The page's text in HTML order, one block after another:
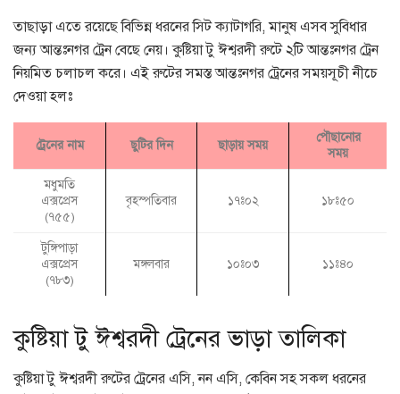
তাছাড়া এতে রয়েছে বিভিন্ন ধরনের সিট ক্যাটাগরি, মানুষ এসব সুবিধার
জন্য আন্তঃনগর ট্রেন বেছে নেয়। কুষ্টিয়া টু ঈশ্বরদী রুটে ২টি আন্তঃনগর ট্রেন
নিয়মিত চলাচল করে। এই রুটের সমস্ত আন্তঃনগর ট্রেনের সময়সূচী নীচে
দেওয়া হলঃ
ট্রেনের নাম ছুটির দিন ছাড়ায় সময়
পৌছানোর
সময়
মধুমতি
এক্সপ্রেস
(৭৫৫)
বৃহস্পতিবার ১৭ঃ০২ ১৮ঃ৫০
টুঙ্গিপাড়া
এক্সপ্রেস
(৭৮৩)
মঙ্গলবার ১০ঃ০৩ ১১ঃ৪০
কুষ্টিয়া টু ঈশ্বরদী ট্রেনের ভাড়া তালিকা
কুষ্টিয়া টু ঈশ্বরদী রুটের ট্রেনের এসি, নন এসি, কেবিন সহ সকল ধরনের